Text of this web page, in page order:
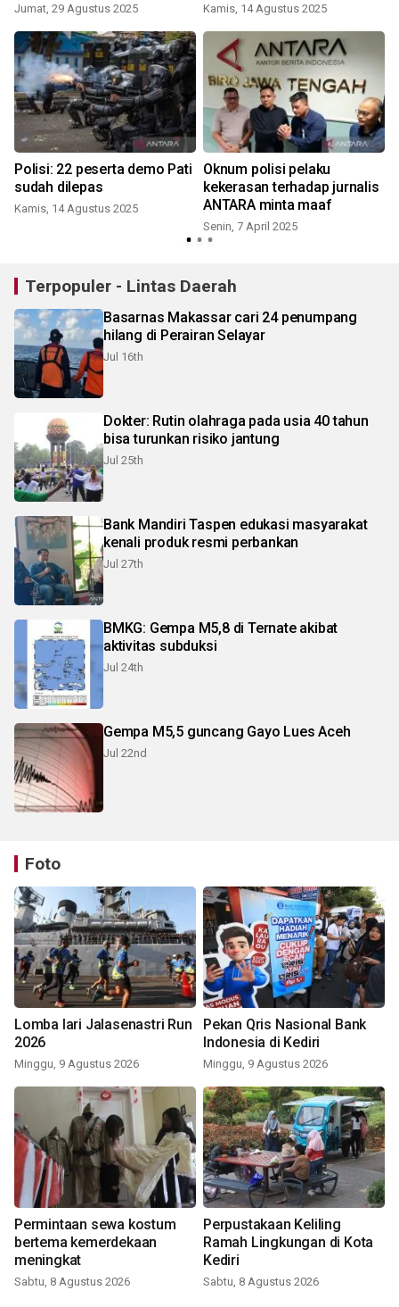
Jumat, 29 Agustus 2025 Kamis, 14 Agustus 2025
Polisi: 22 peserta demo Pati
sudah dilepas
Kamis, 14 Agustus 2025
Oknum polisi pelaku
kekerasan terhadap jurnalis
ANTARA minta maaf
Senin, 7 April 2025
Terpopuler - Lintas Daerah
Basarnas Makassar cari 24 penumpang
hilang di Perairan Selayar
Jul 16th
Dokter: Rutin olahraga pada usia 40 tahun
bisa turunkan risiko jantung
Jul 25th
Bank Mandiri Taspen edukasi masyarakat
kenali produk resmi perbankan
Jul 27th
BMKG: Gempa M5,8 di Ternate akibat
aktivitas subduksi
Jul 24th
Gempa M5,5 guncang Gayo Lues Aceh
Jul 22nd
Foto
Lomba lari Jalasenastri Run
2026
Minggu, 9 Agustus 2026
Pekan Qris Nasional Bank
Indonesia di Kediri
Minggu, 9 Agustus 2026
Permintaan sewa kostum
bertema kemerdekaan
meningkat
Sabtu, 8 Agustus 2026
Perpustakaan Keliling
Ramah Lingkungan di Kota
Kediri
Sabtu, 8 Agustus 2026